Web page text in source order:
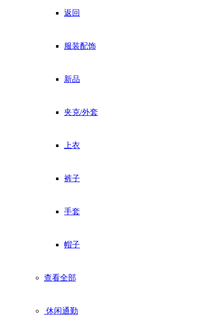
返回
服装配饰
新品
夹克/外套
上衣
裤子
手套
帽子
查看全部
休闲通勤